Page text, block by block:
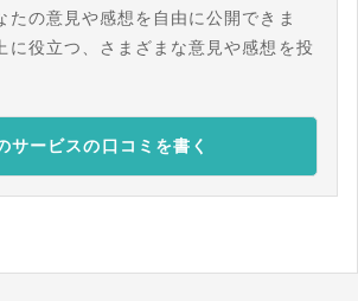
たの意見や感想を自由に公開できま
に役立つ、さまざまな意見や感想を投
サービスの口コミを書く